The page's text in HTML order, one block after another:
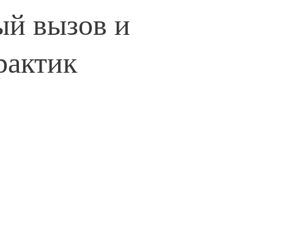
вызов и